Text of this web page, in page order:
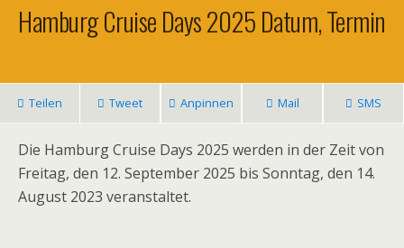
Hamburg Cruise Days 2025 Datum, Termin
Teilen Tweet Anpinnen Mail SMS
Die Hamburg Cruise Days 2025 werden in der Zeit von
Freitag, den 12. September 2025 bis Sonntag, den 14.
August 2023 veranstaltet.